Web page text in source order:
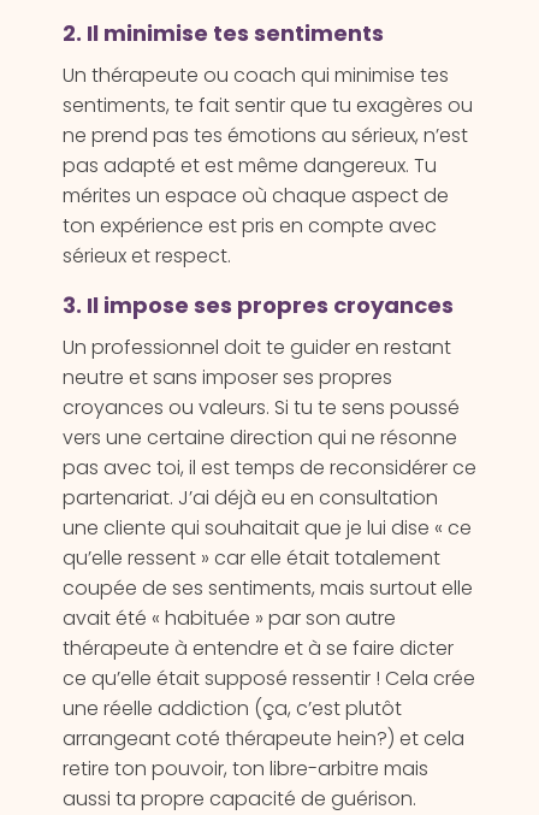
2. Il minimise tes sentiments
Un thérapeute ou coach qui minimise tes
sentiments, te fait sentir que tu exagères ou
ne prend pas tes émotions au sérieux, n’est
pas adapté et est même dangereux. Tu
mérites un espace où chaque aspect de
ton expérience est pris en compte avec
sérieux et respect.
3. Il impose ses propres croyances
Un professionnel doit te guider en restant
neutre et sans imposer ses propres
croyances ou valeurs. Si tu te sens poussé
vers une certaine direction qui ne résonne
pas avec toi, il est temps de reconsidérer ce
partenariat. J’ai déjà eu en consultation
une cliente qui souhaitait que je lui dise « ce
qu’elle ressent » car elle était totalement
coupée de ses sentiments, mais surtout elle
avait été « habituée » par son autre
thérapeute à entendre et à se faire dicter
ce qu’elle était supposé ressentir ! Cela crée
une réelle addiction (ça, c’est plutôt
arrangeant coté thérapeute hein?) et cela
retire ton pouvoir, ton libre-arbitre mais
aussi ta propre capacité de guérison.